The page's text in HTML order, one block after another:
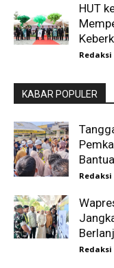
HUT
Redaksi
KABAR POPULER
Redaksi
Redaksi